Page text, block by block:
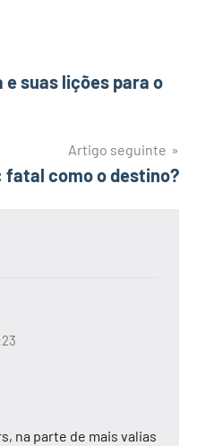
suas lições para o
Artigo seguinte
como o destino?
na parte de mais valias